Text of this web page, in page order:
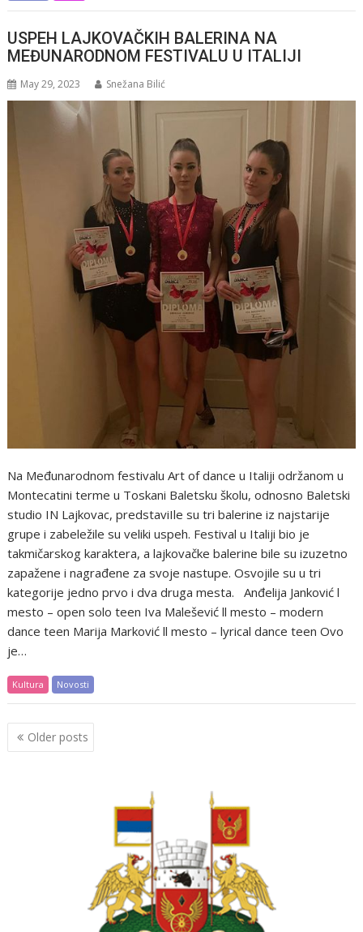
USPEH LAJKOVAČKIH BALERINA NA
MEĐUNARODNOM FESTIVALU U ITALIJI
May 29, 2023 Snežana Bilić
Na Međunarodnom festivalu Art of dance u Italiji održanom u
Montecatini terme u Toskani Baletsku školu, odnosno Baletski
studio IN Lajkovac, predstaviIle su tri balerine iz najstarije
grupe i zabeležile su veliki uspeh. Festival u Italiji bio je
takmičarskog karaktera, a lajkovačke balerine bile su izuzetno
zapažene i nagrađene za svoje nastupe. Osvojile su u tri
kategorije jedno prvo i dva druga mesta. Anđelija Janković l
mesto – open solo teen Iva Malešević ll mesto – modern
dance teen Marija Marković ll mesto – lyrical dance teen Ovo
je…
Kultura Novosti
Posts
navigation
Older posts